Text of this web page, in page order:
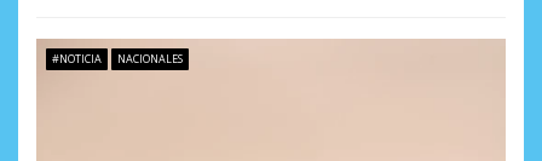
#NOTICIA NACIONALES